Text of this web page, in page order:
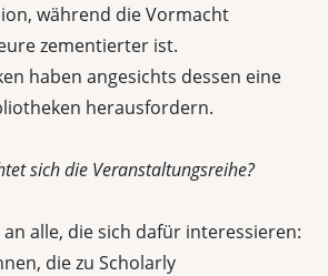
während die Vormacht
zementierter ist.
haben angesichts dessen eine
herausfordern.
sich die Veranstaltungsreihe?
an alle, die sich dafür interessieren:
die zu Scholarly